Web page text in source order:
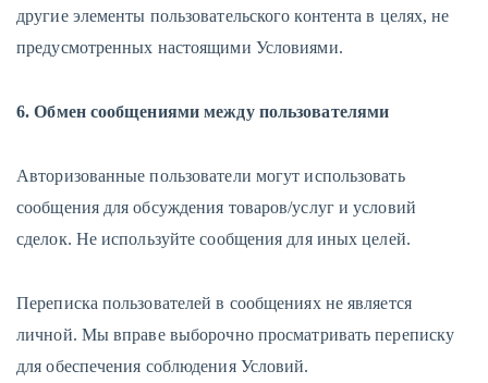
другие элементы пользовательского контента в целях, не
предусмотренных настоящими Условиями.
6. Обмен сообщениями между пользователями
Авторизованные пользователи могут использовать
сообщения для обсуждения товаров/услуг и условий
сделок. Не используйте сообщения для иных целей.
Переписка пользователей в сообщениях не является
личной. Мы вправе выборочно просматривать переписку
для обеспечения соблюдения Условий.